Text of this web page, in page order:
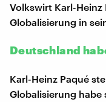
Volkswirt Karl-
Globalisierung in
Deutschland
Karl-Heinz Paqué
Globalisierung